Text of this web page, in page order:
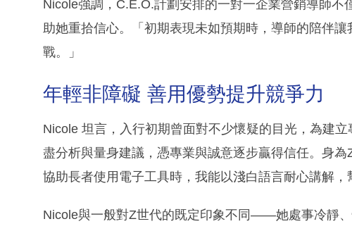
Nicole強調，C.E.O.計劃安排的一對一企業營銷導師不
助她重拾信心。「初期表現未如預期時，導師的陪伴
戰。」
年輕非障礙 善用優勢提升競爭力
Nicole 坦言，入行初期曾面對不少懷疑的目光，為建
盡分析與量身建議，憑專業與誠意逐步贏得信任。身
協助長者使用電子工具時，我能以淺白語言耐心講解，
Nicole與一般對Z世代的既定印象不同——她處事冷靜